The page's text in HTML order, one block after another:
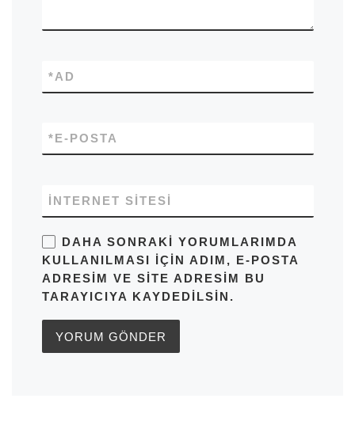
AD
*
E-POSTA
*
İNTERNET SITESI
DAHA SONRAKI YORUMLARIMDA
KULLANILMASI IÇIN ADIM, E-POSTA
ADRESIM VE SITE ADRESIM BU
TARAYICIYA KAYDEDILSIN.